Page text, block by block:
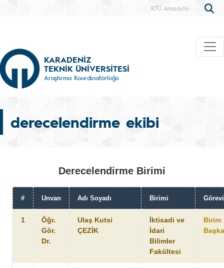
KTÜ Anasayfa
KARADENİZ
TEKNİK ÜNİVERSİTESİ
Araştırma Koordinatörlüğü
derecelendirme ekibi
Derecelendirme Birimi
# Unvan Adı Soyadı Birimi Görevi
1
Öğr.
Gör.
Dr.
Ulaş Kutsi
ÇEZİK
İktisadi ve
İdari
Bilimler
Fakültesi
Birim